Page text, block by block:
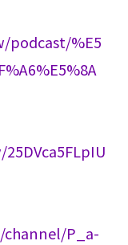
podcast/%E5
P_a-